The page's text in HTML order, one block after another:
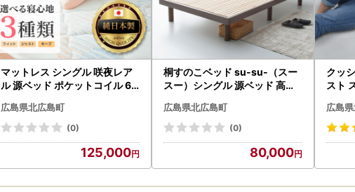
マットレス シングル 咲夜レア
ル 源ベッド ポケットコイル 6.7
梱包 両面仕様_CH041_Rsg
広島県北広島町
(0)
125,000
桐すのこベッド su-su-（スー
スー）シングル 源ベッド 高さ
レーム シンプルデザイン 佐川
急便対応 （カラー:ナチュラル
広島県北広島町
(0)
80,000
クッ
スト
しい
ブラ
広島